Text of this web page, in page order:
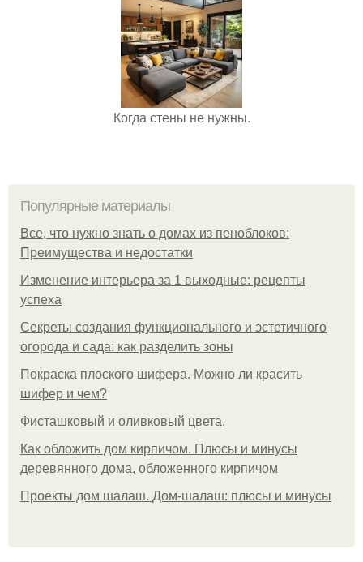
Когда стены не нужны.
Популярные материалы
Все, что нужно знать о домах из пеноблоков:
Преимущества и недостатки
Изменение интерьера за 1 выходные: рецепты
успеха
Секреты создания функционального и эстетичного
огорода и сада: как разделить зоны
Покраска плоского шифера. Можно ли красить
шифер и чем?
Фисташковый и оливковый цвета.
Как обложить дом кирпичом. Плюсы и минусы
деревянного дома, обложенного кирпичом
Проекты дом шалаш. Дом-шалаш: плюсы и минусы